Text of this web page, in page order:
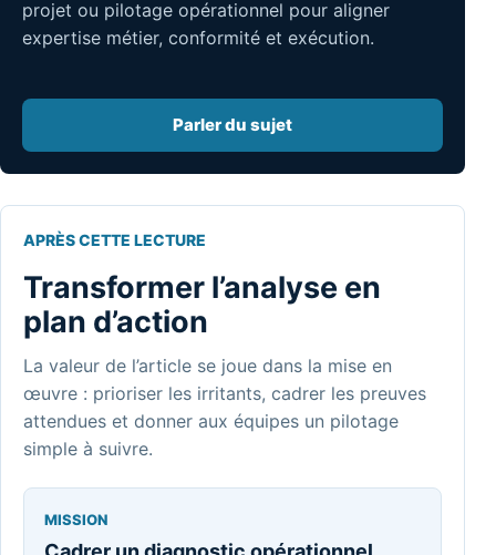
projet ou pilotage opérationnel pour aligner
expertise métier, conformité et exécution.
Parler du sujet
APRÈS CETTE LECTURE
Transformer l’analyse en
plan d’action
La valeur de l’article se joue dans la mise en
œuvre : prioriser les irritants, cadrer les preuves
attendues et donner aux équipes un pilotage
simple à suivre.
MISSION